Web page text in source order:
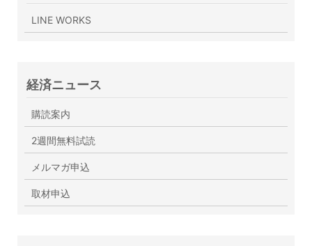
LINE WORKS
経済ニュース
購読案内
2週間無料試読
メルマガ申込
取材申込